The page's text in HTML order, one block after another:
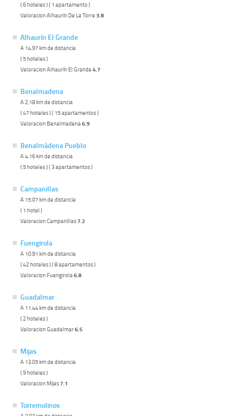
( 6 hoteles ) ( 1 apartamento )
Valoracion Alhaurín De La Torre 3.8
Alhaurín El Grande
A 14.97 km de distancia
( 5 hoteles )
Valoracion Alhaurín El Grande 4.7
Benalmadena
A 2.18 km de distancia
( 47 hoteles ) ( 15 apartamentos )
Valoracion Benalmadena6.9
Benalmádena Pueblo
A 4.16 km de distancia
( 5 hoteles ) ( 3 apartamentos )
Campanillas
A 15.07 km de distancia
( 1 hotel )
Valoracion Campanillas7.2
Fuengirola
A 10.91 km de distancia
( 42 hoteles ) ( 8 apartamentos )
Valoracion Fuengirola6.8
Guadalmar
A 11.44 km de distancia
( 2 hoteles )
Valoracion Guadalmar6.5
Mijas
A 13.05 km de distancia
( 9 hoteles )
Valoracion Mijas7.1
Torremolinos